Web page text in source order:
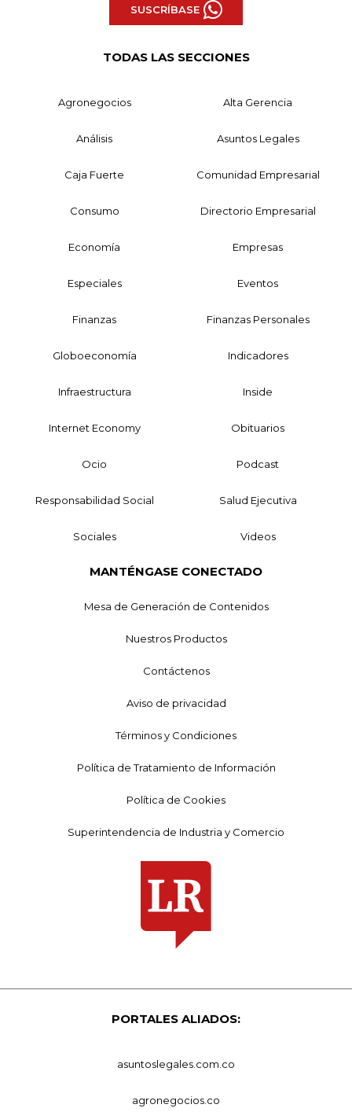
SUSCRÍBASE
TODAS LAS SECCIONES
Agronegocios Alta Gerencia
Análisis Asuntos Legales
Caja Fuerte Comunidad Empresarial
Consumo Directorio Empresarial
Economía Empresas
Especiales Eventos
Finanzas Finanzas Personales
Globoeconomía Indicadores
Infraestructura Inside
Internet Economy Obituarios
Ocio Podcast
Responsabilidad Social Salud Ejecutiva
Sociales Videos
MANTÉNGASE CONECTADO
Mesa de Generación de Contenidos
Nuestros Productos
Contáctenos
Aviso de privacidad
Términos y Condiciones
Política de Tratamiento de Información
Política de Cookies
Superintendencia de Industria y Comercio
PORTALES ALIADOS:
asuntoslegales.com.co
agronegocios.co